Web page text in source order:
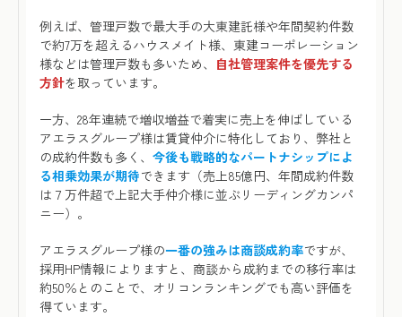
例えば、管理戸数で最大手の大東建託様や年間契約件数
で約7万を超えるハウスメイト様、東建コーポレーション
様などは管理戸数も多いため、 自社管理案件を優先する
方針を取っています。
一方、28年連続で増収増益で着実に売上を伸ばしている
アエラスグループ様は賃貸仲介に特化しており、弊社と
の成約件数も多く、 今後も戦略的なパートナシップによ
る相乗効果が期待できます（売上85億円、年間成約件数
は７万件超で上記大手仲介様に並ぶリーディングカンパ
ニー）。
アエラスグループ様の一番の強みは商談成約率ですが、
採用HP情報によりますと、商談から成約までの移行率は
約50％とのことで、オリコンランキングでも高い評価を
得ています。